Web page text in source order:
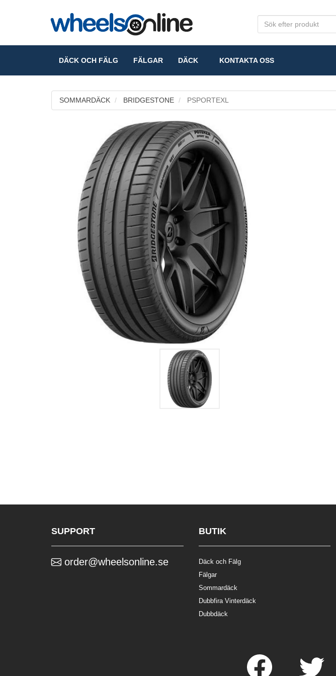
DÄCK OCH FÄLG FÄLGAR DÄCK KONTAKTA OSS
SOMMARDÄCK BRIDGESTONE PSPORTEXL
SUPPORT
order@wheelsonline.se
BUTIK
Däck och Fälg
Fälgar
Sommardäck
Dubbfira Vinterdäck
Dubbdäck